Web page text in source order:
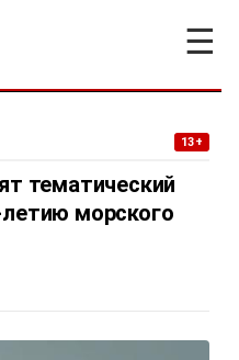
☰
13+
тематический
морского